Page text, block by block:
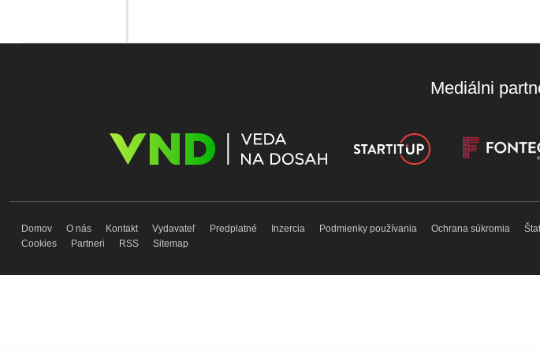
Mediálni
Domov O nás Kontakt Vydavateľ Predplatné Inzercia Podmienky používania Ochrana súkromia
Cookies
Partneri RSS Sitemap